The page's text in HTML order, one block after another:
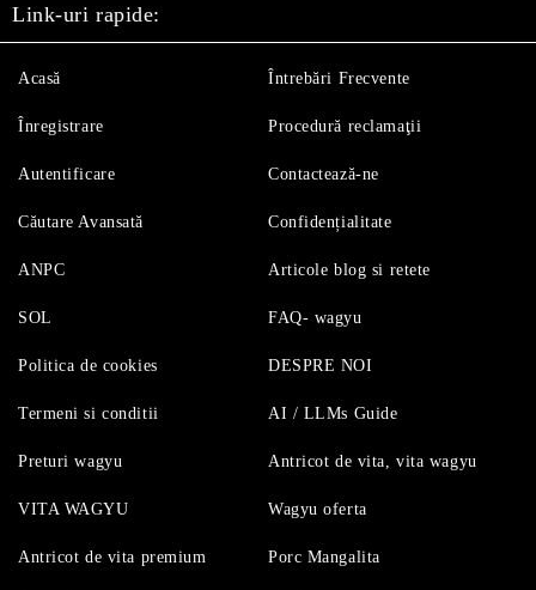
Link-uri rapide:
Acasă
Înregistrare
Autentificare
Căutare Avansată
Întrebări Frecvente
Procedură reclamaţii
Contactează-ne
Confidențialitate
ANPC
SOL
Politica de cookies
Termeni si conditii
Articole blog si retete
FAQ- wagyu
DESPRE NOI
AI / LLMs Guide
Preturi wagyu
VITA WAGYU
Antricot de vita premium
Antricot de vita, vita wagyu
Wagyu oferta
Porc Mangalita